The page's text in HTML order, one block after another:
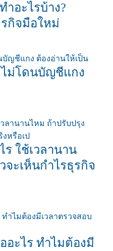
อะไรบ้าง?
รกิจมือใหม่
ม่โดนบัญชีแกง
ใช้เวลานาน
ะเห็นกำไรธุรกิจ
ะไร ทำไมต้องมี